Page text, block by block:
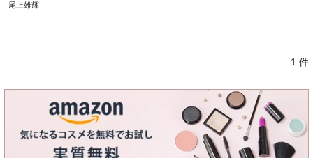
尾上雄輝
1 件